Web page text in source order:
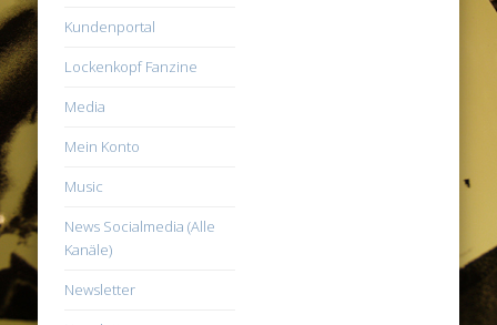
Kundenportal
Lockenkopf Fanzine
Media
Mein Konto
Music
News Socialmedia (Alle
Kanäle)
Newsletter